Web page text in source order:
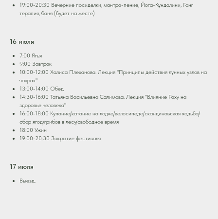
19:00-20:30 Вечерние посиделки, мантра-пение, Йога-Кундалини, Гонг
терапия, баня (будет на месте)
16 июля
7:00 Ягья
9:00 Завтрак
10:00-12:00 Халиса Плеханова. Лекция "Принципы действия лунных узлов на
чакрах"
13:00-14:00 Обед
14:30-16:00 Татьяна Васильевна Салимова. Лекция "Влияние Раху на
здоровье человека"
16:00-18:00 Купание/катание на лодке/велосипеде/скандинавская ходьба/
сбор ягод/грибов в лесу/свободное время
18:00 Ужин
19:00-20:30 Закрытие фестиваля
17 июля
Выезд.